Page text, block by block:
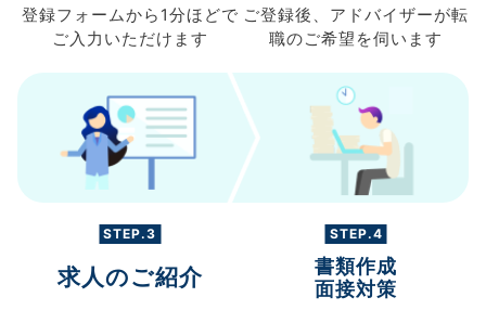
登録フォームから 1分ほどで
ご入力 いただけます
ご登録後、 アドバイザーが転
職のご希望を伺います
STEP.3
求人のご紹介
STEP.4
書類作成
面接対策